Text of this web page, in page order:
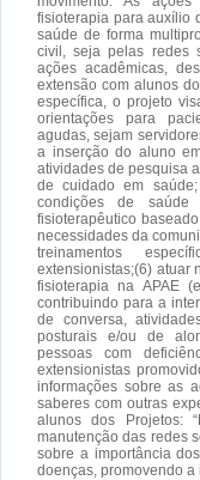
fisioterapia para auxílio
saúde de forma
civil, seja pelas redes
ações acadêmicas,
extensão com alunos
específica, o projeto
orientações para
agudas, sejam
a inserção do aluno
atividades de pesquisa
de cuidado em
condições de saúde
fisioterapêutico
necessidades da
treinamentos
extensionistas;(6) atuar
fisioterapia na APAE
contribuindo para a
de conversa,
posturais e/ou de
pessoas com
extensionistas
informações sobre as
saberes com outras
alunos dos Projetos:
manutenção das redes
sobre a importância
doenças, promovendo